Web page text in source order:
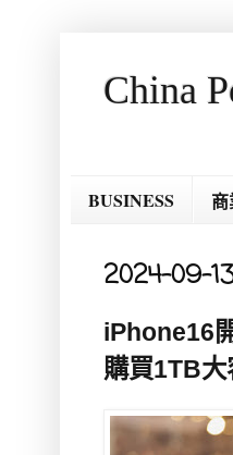
China
BUSINESS
2024-09-
iPhone16
購買1TB